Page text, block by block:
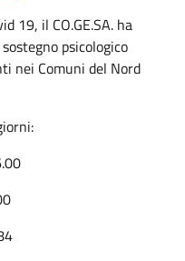
19, il CO.GE.SA. ha
psicologico
nei Comuni del Nord